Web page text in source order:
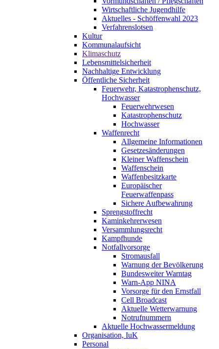
Wirtschaftliche Jugendhilfe
Aktuelles - Schöffenwahl 2023
Verfahrenslotsen
Kultur
Kommunalaufsicht
Klimaschutz
Lebensmittelsicherheit
Nachhaltige Entwicklung
Öffentliche Sicherheit
Feuerwehr, Katastrophenschutz,
Hochwasser
Feuerwehrwesen
Katastrophenschutz
Hochwasser
Waffenrecht
Allgemeine Informationen
Gesetzesänderungen
Kleiner Waffenschein
Waffenschein
Waffenbesitzkarte
Europäischer
Feuerwaffenpass
Sichere Aufbewahrung
Sprengstoffrecht
Kaminkehrerwesen
Versammlungsrecht
Kampfhunde
Notfallvorsorge
Stromausfall
Warnung der Bevölkerung
Bundesweiter Warntag
Warn-App NINA
Vorsorge für den Ernstfall
Cell Broadcast
Aktuelle Wetterwarnung
Notrufnummern
Aktuelle Hochwassermeldung
Organisation, IuK
Personal